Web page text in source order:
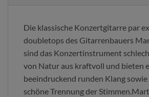
Die klassische Konzertgitarre par
doubletops des Gitarrenbauers
sind das Konzertinstrument
von Natur aus kraftvoll und bieten
beeindruckend runden Klang sowie
schöne Trennung der